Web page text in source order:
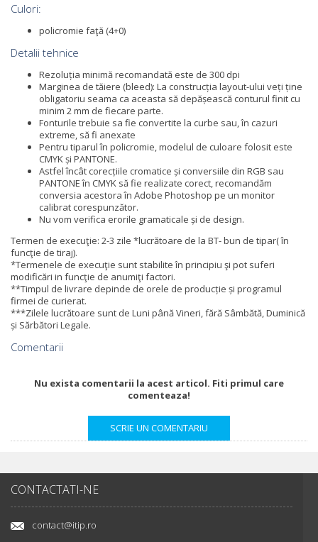
Culori:
policromie faţă (4+0)
Detalii tehnice
Rezoluția minimă recomandată este de 300 dpi
Marginea de tăiere (bleed): La construcția layout-ului veți ține
obligatoriu seama ca aceasta să depășească conturul finit cu
minim 2 mm de fiecare parte.
Fonturile trebuie sa fie convertite la curbe sau, în cazuri
extreme, să fi anexate
Pentru tiparul în policromie, modelul de culoare folosit este
CMYK și PANTONE.
Astfel încât corecțiile cromatice și conversiile din RGB sau
PANTONE în CMYK să fie realizate corect, recomandăm
conversia acestora în Adobe Photoshop pe un monitor
calibrat corespunzător.
Nu vom verifica erorile gramaticale și de design.
Termen de execuţie: 2-3 zile *lucrătoare de la BT- bun de tipar( în
funcţie de tiraj).
*Termenele de execuţie sunt stabilite în principiu şi pot suferi
modificări in funcţie de anumiţi factori.
**Timpul de livrare depinde de orele de producție și programul
firmei de curierat.
***Zilele lucrătoare sunt de Luni până Vineri, fără Sâmbătă, Duminică
și Sărbători Legale.
Comentarii
Nu exista comentarii la acest articol. Fiti primul care
comenteaza!
CONTACTATI-NE
contact@itip.ro